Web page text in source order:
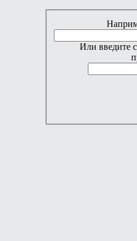
Или введите